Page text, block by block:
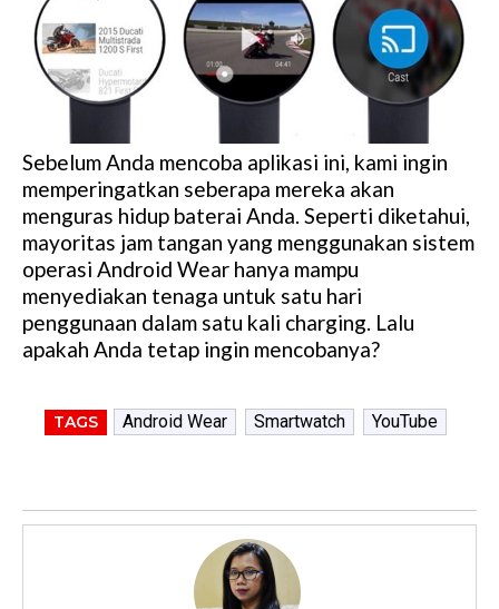
Sebelum Anda mencoba aplikasi ini, kami ingin
memperingatkan seberapa mereka akan
menguras hidup baterai Anda. Seperti diketahui,
mayoritas jam tangan yang menggunakan sistem
operasi Android Wear hanya mampu
menyediakan tenaga untuk satu hari
penggunaan dalam satu kali charging. Lalu
apakah Anda tetap ingin mencobanya?
TAGS Android Wear Smartwatch YouTube